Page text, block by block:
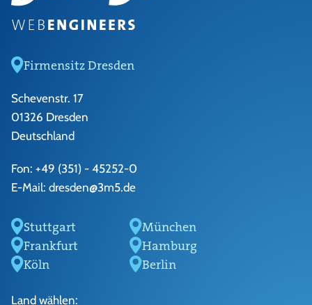
Firmensitz Dresden
Schevenstr. 17
01326 Dresden
Deutschland
Fon: +49 (351) - 45252-0
E-Mail: dresden@3m5.de
Stuttgart
München
Frankfurt
Hamburg
Köln
Berlin
Land wählen: